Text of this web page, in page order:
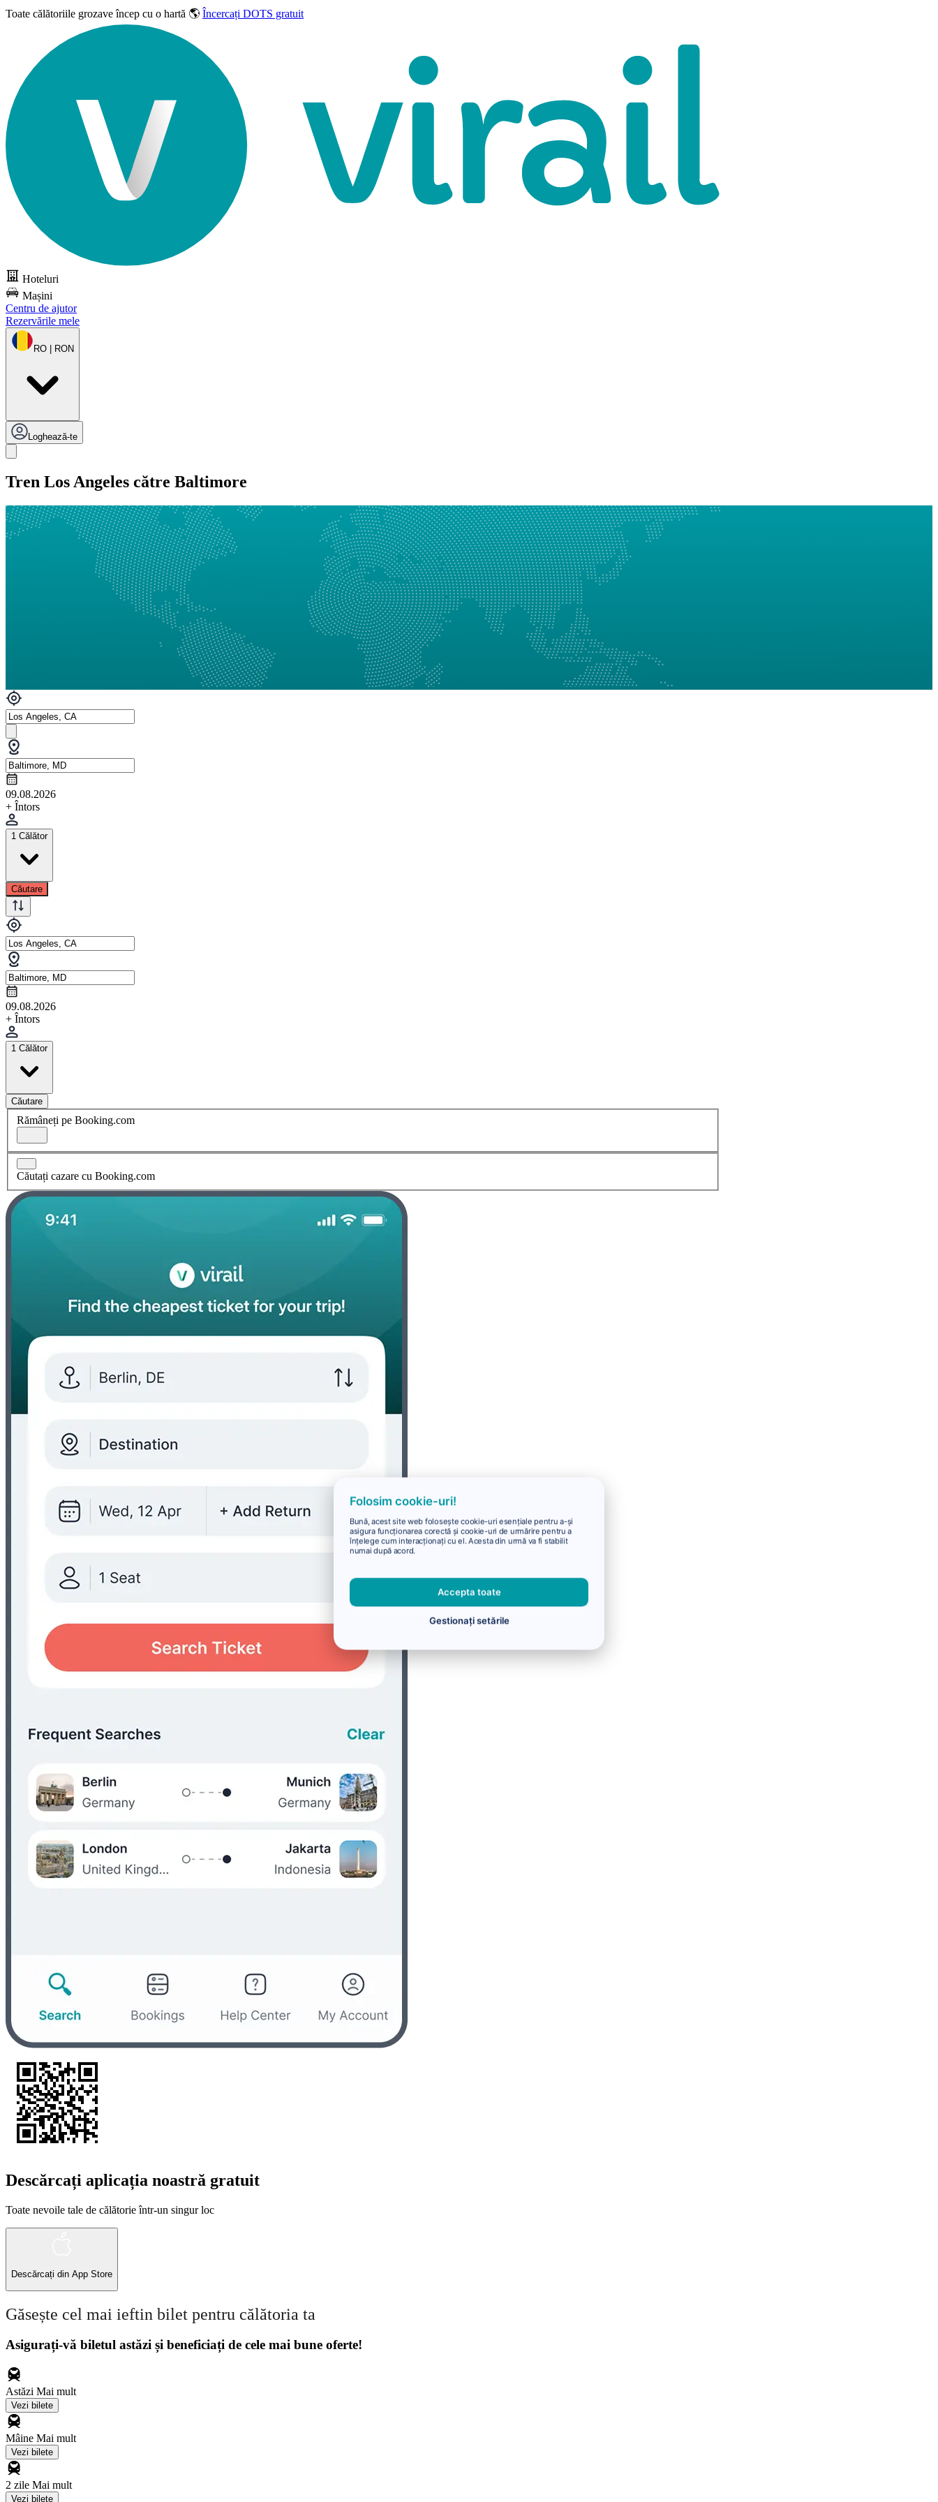
Toate călătoriile grozaveîncep cu o hartă 🌎 Încercați DOTS gratuit
Hoteluri
Mașini
Centru de ajutor
Rezervările mele
RO | RON
Loghează-te
Tren Los Angeles către Baltimore
09.08.2026
+ Întors
1 Călător
Căutare
09.08.2026
+ Întors
1 Călător
Căutare
Rămâneți pe Booking.com
Căutați cazare cu Booking.com
Descărcați aplicația noastră gratuit
Toate nevoile tale de călătorie într-un singur loc
Descărcați din App Store
Găsește cel mai ieftin bilet pentru călătoria ta
Asigurați-vă biletul astăzi și beneficiați de cele mai bune oferte!
Astăzi Mai mult
Vezi bilete
Mâine Mai mult
Vezi bilete
2 zile Mai mult
Vezi bilete
Folosim cookie-uri!
Bună, acest site web folosește cookie-uri esențiale pentru a-și
asigura funcționarea corectă și cookie-uri de urmărire pentru a
înțelege cum interacționați cu el. Acesta din urmă va fi stabilit
numai după acord.
Accepta toate
Gestionați setările